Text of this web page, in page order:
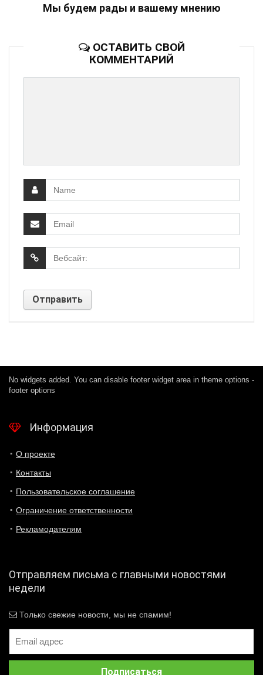
Мы будем рады и вашему мнению
ОСТАВИТЬ СВОЙ
КОММЕНТАРИЙ
No widgets added. You can disable footer widget area in theme options -
footer options
Информация
О проекте
Контакты
Пользовательское соглашение
Ограничение ответственности
Рекламодателям
Отправляем письма с главными новостями
недели
Только свежие новости, мы не спамим!